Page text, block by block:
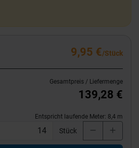
9,95 €/Stück
Gesamtpreis / Liefermenge
139,28 €
Entspricht laufende Meter: 8,4 m
Stück